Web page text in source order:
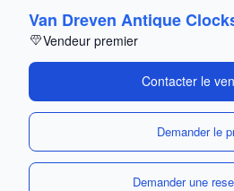
Van Dreven Antique
Vendeur premier
Contacter le
Demander le
Demander une